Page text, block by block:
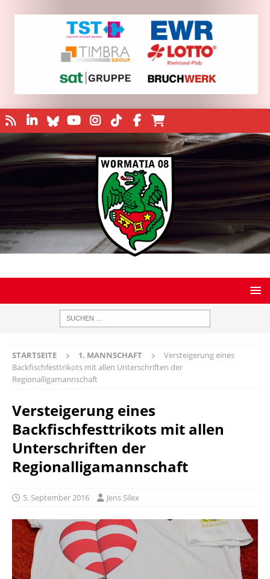
STARTSEITE 1. MANNSCHAFT
Versteigerung eines
Backfischfesttrikots mit allen Unterschriften der
Regionalligamannschaft
Versteigerung eines
Backfischfesttrikots mit allen
Unterschriften der
Regionalligamannschaft
5. September 2016 Jens Silex